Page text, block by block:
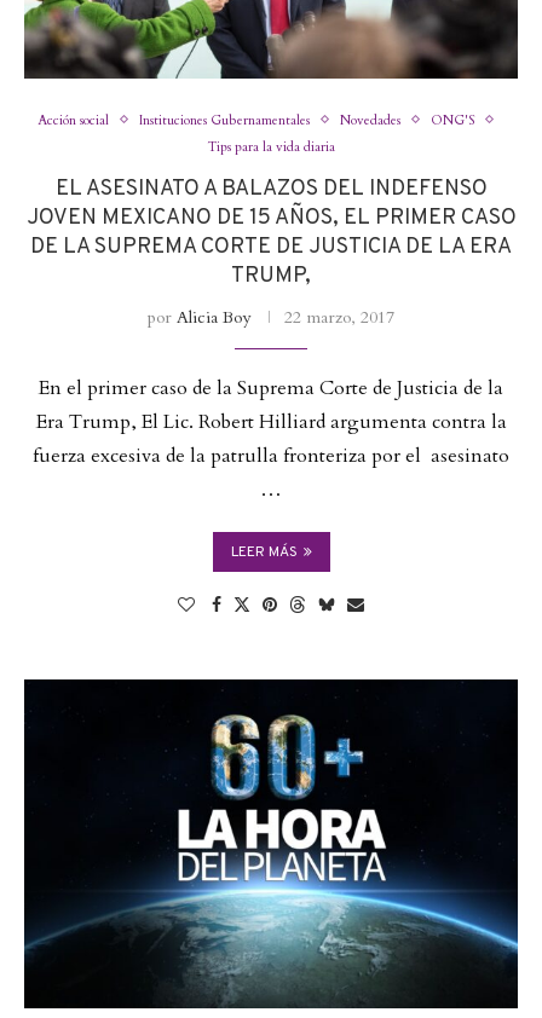
Acción social Instituciones Gubernamentales Novedades
ONG'S
Tips para la vida diaria
EL ASESINATO A BALAZOS DEL INDEFENSO
JOVEN MEXICANO DE 15 AÑOS, EL PRIMER CASO
DE LA SUPREMA CORTE DE JUSTICIA DE LA ERA
TRUMP,
por Alicia Boy 22 marzo, 2017
En el primer caso de la Suprema Corte de Justicia de la
Era Trump, El Lic. Robert Hilliard argumenta contra la
fuerza excesiva de la patrulla fronteriza por el asesinato
…
LEER MÁS